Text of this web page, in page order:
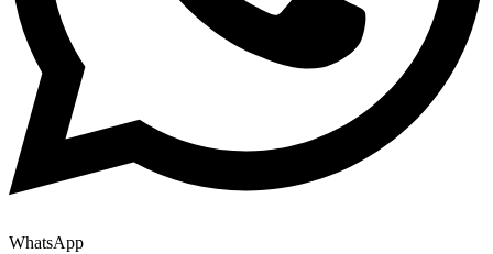
WhatsApp